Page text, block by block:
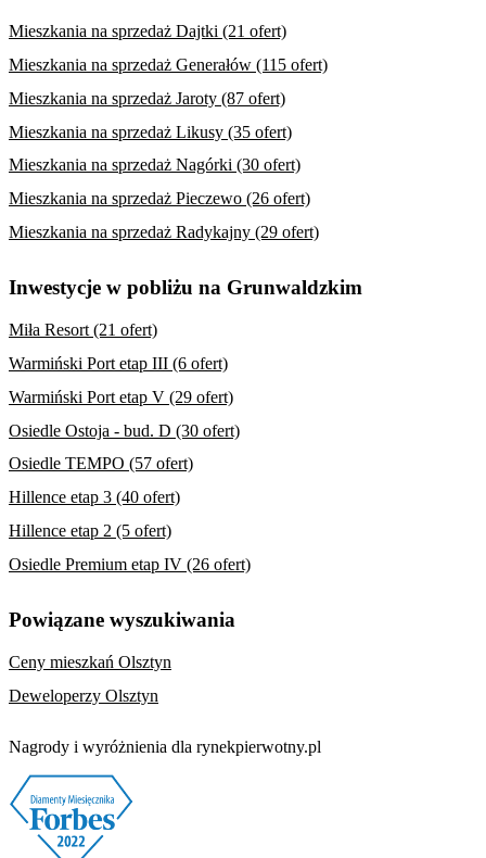
Mieszkania na sprzedaż Dajtki (21 ofert)
Mieszkania na sprzedaż Generałów (115 ofert)
Mieszkania na sprzedaż Jaroty (87 ofert)
Mieszkania na sprzedaż Likusy (35 ofert)
Mieszkania na sprzedaż Nagórki (30 ofert)
Mieszkania na sprzedaż Pieczewo (26 ofert)
Mieszkania na sprzedaż Radykajny (29 ofert)
Inwestycje w pobliżu na Grunwaldzkim
Miła Resort (21 ofert)
Warmiński Port etap III (6 ofert)
Warmiński Port etap V (29 ofert)
Osiedle Ostoja - bud. D (30 ofert)
Osiedle TEMPO (57 ofert)
Hillence etap 3 (40 ofert)
Hillence etap 2 (5 ofert)
Osiedle Premium etap IV (26 ofert)
Powiązane wyszukiwania
Ceny mieszkań Olsztyn
Deweloperzy Olsztyn
Nagrody i wyróżnienia dla rynekpierwotny.pl